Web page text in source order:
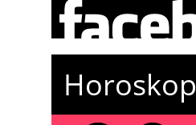
Horoskop